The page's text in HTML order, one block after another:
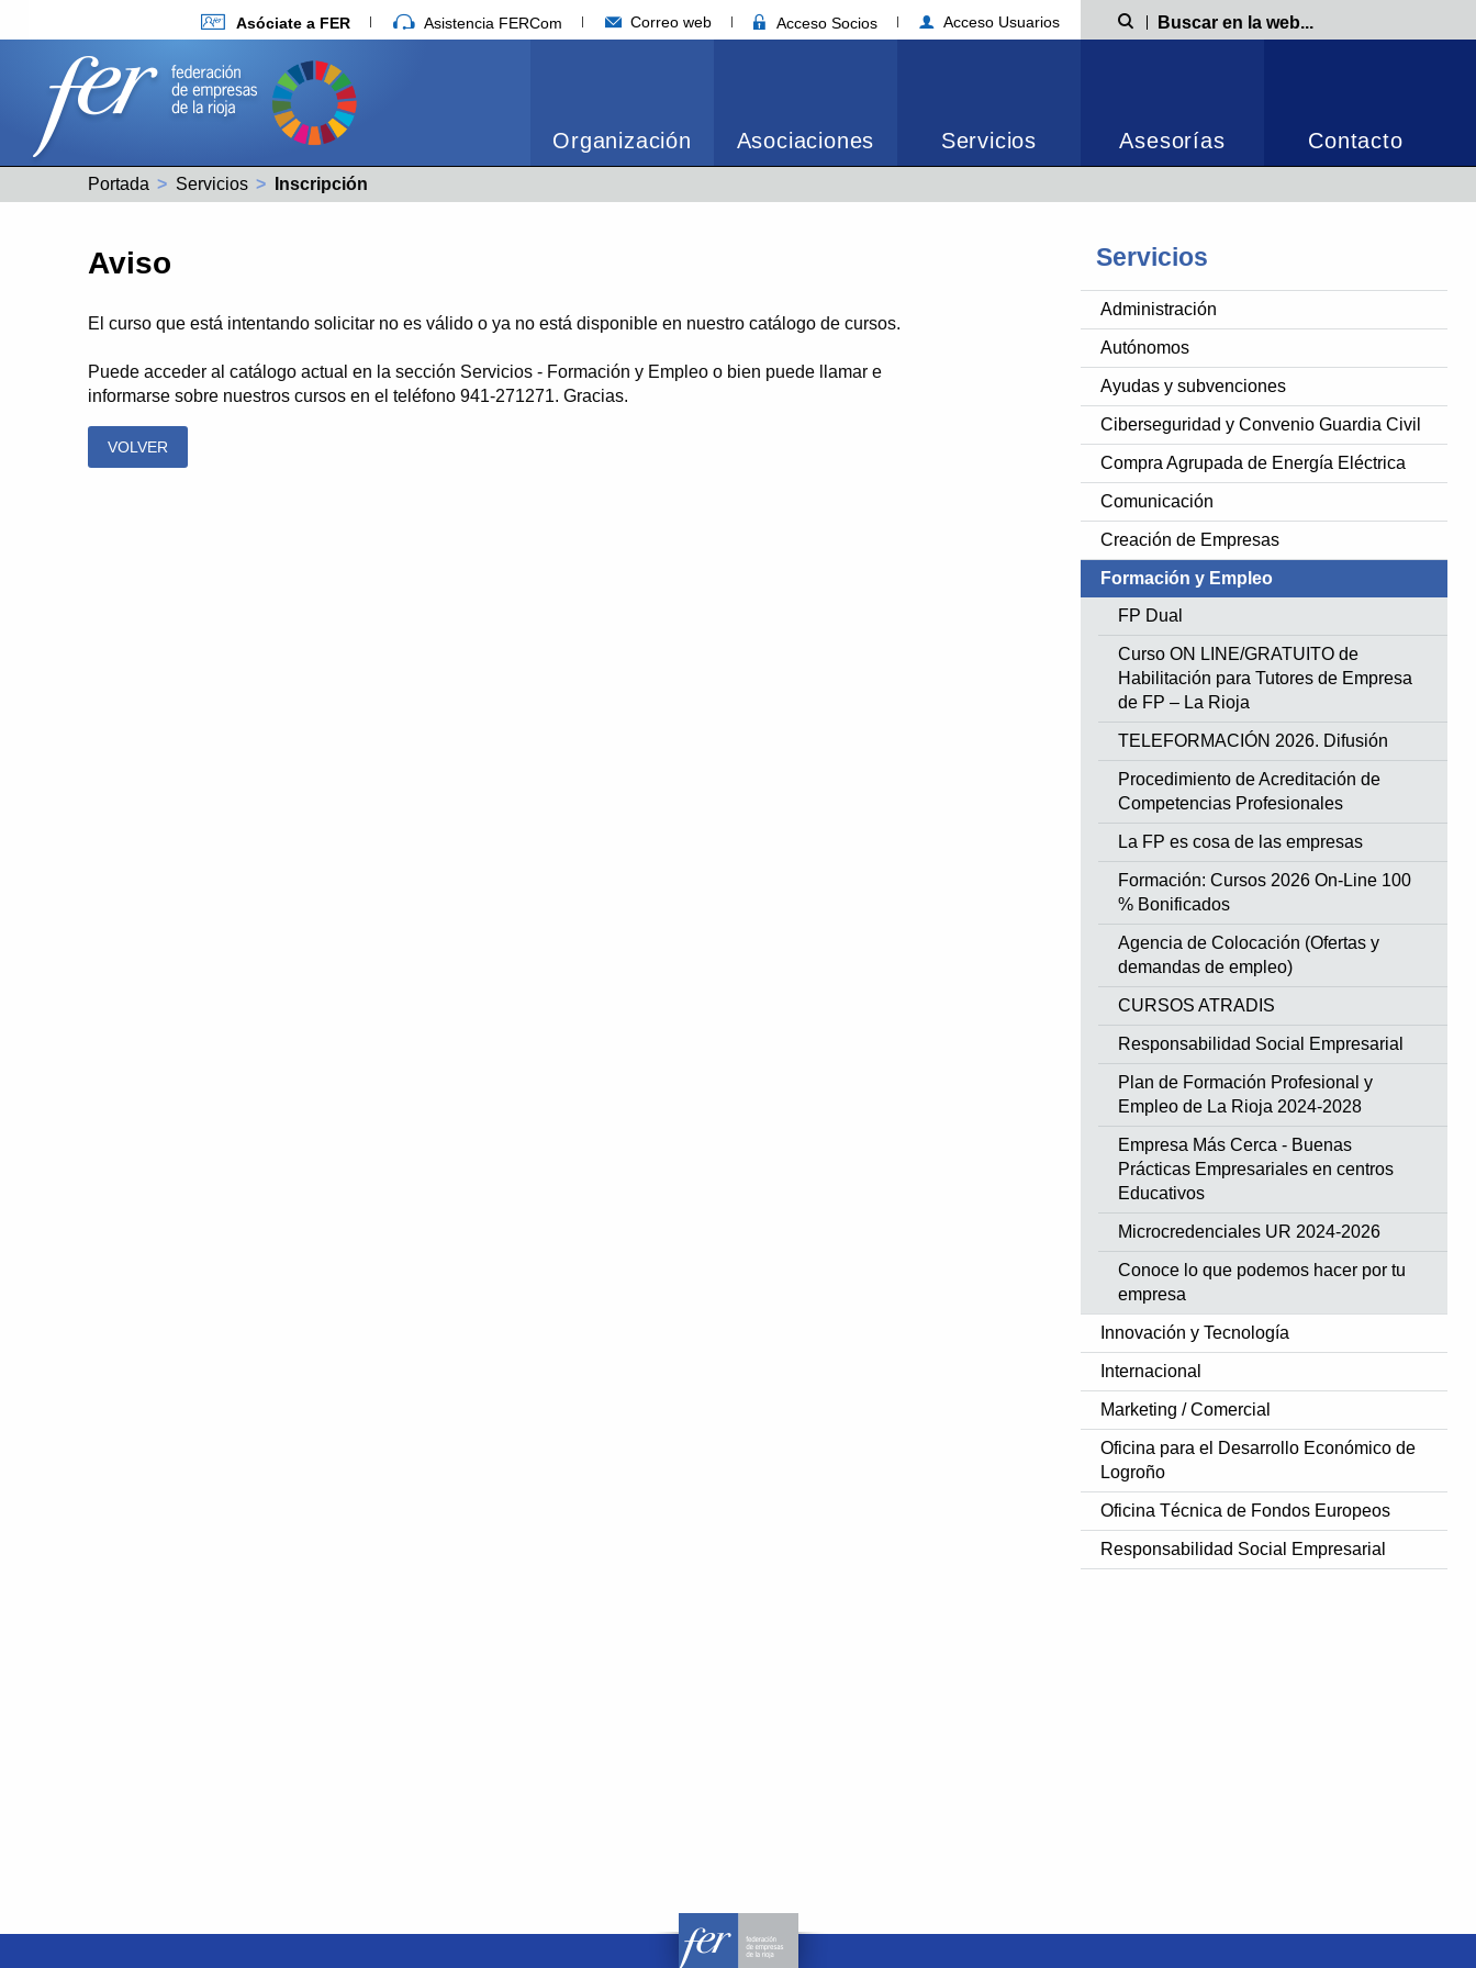
Asóciate a FER Asistencia FERCom Correo web Acceso Socios Acceso Usuarios Búsqueda
Organización Asociaciones Servicios Asesorías Contacto
Portada Servicios Actual:
Inscripción
Servicios
Administración
Autónomos
Ayudas y subvenciones
Ciberseguridad y Convenio Guardia Civil
Compra Agrupada de Energía Eléctrica
Comunicación
Creación de Empresas
Formación y Empleo
FP Dual
Curso ON LINE/GRATUITO de
Habilitación para Tutores de Empresa
de FP – La Rioja
TELEFORMACIÓN 2026. Difusión
Procedimiento de Acreditación de
Competencias Profesionales
La FP es cosa de las empresas
Formación: Cursos 2026 On-Line 100
% Bonificados
Agencia de Colocación (Ofertas y
demandas de empleo)
CURSOS ATRADIS
Responsabilidad Social Empresarial
Plan de Formación Profesional y
Empleo de La Rioja 2024-2028
Empresa Más Cerca - Buenas
Prácticas Empresariales en centros
Educativos
Microcredenciales UR 2024-2026
Conoce lo que podemos hacer por tu
empresa
Innovación y Tecnología
Internacional
Marketing / Comercial
Oficina para el Desarrollo Económico de
Logroño
Oficina Técnica de Fondos Europeos
Responsabilidad Social Empresarial
Aviso
El curso que está intentando solicitar no es válido o ya no está disponible en nuestro catálogo de cursos.
Puede acceder al catálogo actual en la sección Servicios - Formación y Empleo o bien puede llamar e
informarse sobre nuestros cursos en el teléfono 941-271271. Gracias.
VOLVER